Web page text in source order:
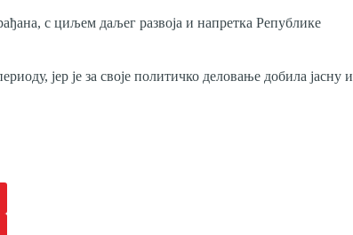
с циљем даљег развоја и напретка Републике
јер је за своје политичко деловање добила јасну и